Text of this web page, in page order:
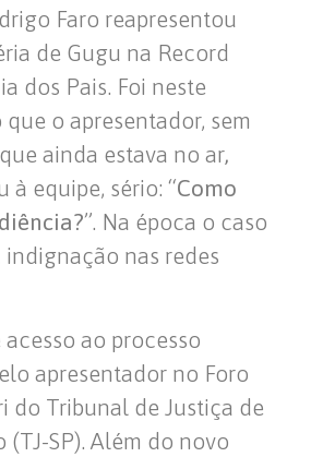
Faro reapresentou
de Gugu na Record
dos Pais. Foi neste
o apresentador, sem
ainda estava no ar,
à equipe, sério: “Como
”. Na época o caso
nas redes
acesso ao processo
apresentador no Foro
do Tribunal de Justiça de
(TJ-SP). Além do novo